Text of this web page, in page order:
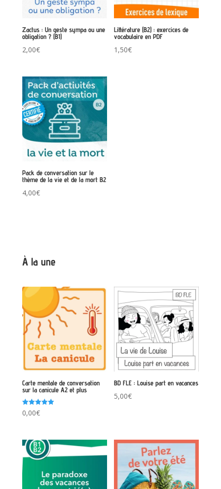
Zactus : Un geste sympa ou une
obligation ? (B1)
2,00€
Littérature (B2) : exercices de
vocabulaire en PDF
1,50€
Pack de conversation sur le
thème de la vie et de la mort B2
4,00€
À la une
Carte mentale de conversation
sur la canicule A2 et plus
Note
5.00
0,00€
BD FLE : Louise part en vacances
5,00€